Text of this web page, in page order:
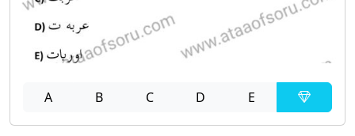
A B C D E